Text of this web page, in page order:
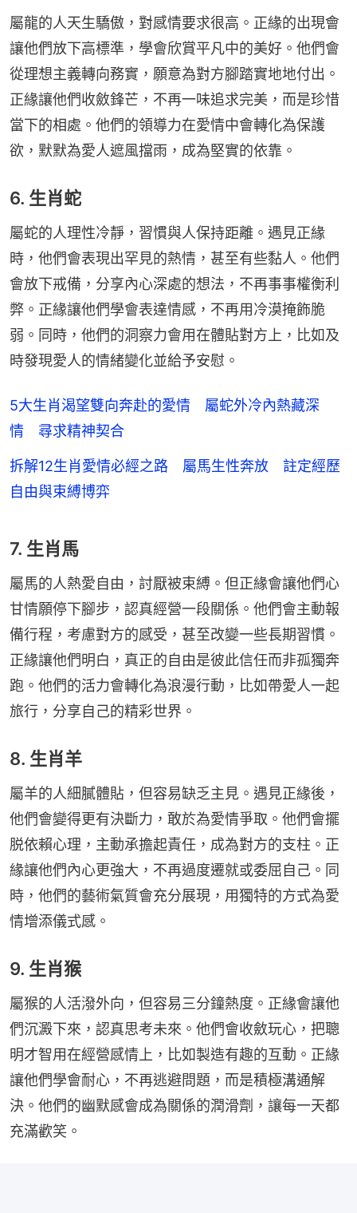
屬龍的人天生驕傲，對感情要求很高。正緣的出現會
讓他們放下高標準，學會欣賞平凡中的美好。他們會
從理想主義轉向務實，願意為對方腳踏實地地付出。
正緣讓他們收斂鋒芒，不再一味追求完美，而是珍惜
當下的相處。他們的領導力在愛情中會轉化為保護
欲，默默為愛人遮風擋雨，成為堅實的依靠。
6. 生肖蛇
屬蛇的人理性冷靜，習慣與人保持距離。遇見正緣
時，他們會表現出罕見的熱情，甚至有些黏人。他們
會放下戒備，分享內心深處的想法，不再事事權衡利
弊。正緣讓他們學會表達情感，不再用冷漠掩飾脆
弱。同時，他們的洞察力會用在體貼對方上，比如及
時發現愛人的情緒變化並給予安慰。
5大生肖渴望雙向奔赴的愛情 屬蛇外冷內熱藏深
情 尋求精神契合
拆解12生肖愛情必經之路 屬馬生性奔放 註定經歷
自由與束縛博弈
7. 生肖馬
屬馬的人熱愛自由，討厭被束縛。但正緣會讓他們心
甘情願停下腳步，認真經營一段關係。他們會主動報
備行程，考慮對方的感受，甚至改變一些長期習慣。
正緣讓他們明白，真正的自由是彼此信任而非孤獨奔
跑。他們的活力會轉化為浪漫行動，比如帶愛人一起
旅行，分享自己的精彩世界。
8. 生肖羊
屬羊的人細膩體貼，但容易缺乏主見。遇見正緣後，
他們會變得更有決斷力，敢於為愛情爭取。他們會擺
脱依賴心理，主動承擔起責任，成為對方的支柱。正
緣讓他們內心更強大，不再過度遷就或委屈自己。同
時，他們的藝術氣質會充分展現，用獨特的方式為愛
情增添儀式感。
9. 生肖猴
屬猴的人活潑外向，但容易三分鐘熱度。正緣會讓他
們沉澱下來，認真思考未來。他們會收斂玩心，把聰
明才智用在經營感情上，比如製造有趣的互動。正緣
讓他們學會耐心，不再逃避問題，而是積極溝通解
決。他們的幽默感會成為關係的潤滑劑，讓每一天都
充滿歡笑。